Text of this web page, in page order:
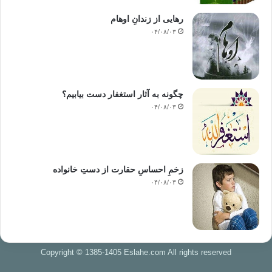
اخلاق پیامبر اخلاق مسلمانان
رهایی از زندانِ اوهام
۰۴/۰۸/۰۳
چگونه به آثار استغفار دست بیابیم؟
۰۴/۰۸/۰۳
زخمِ احساسِ حقارت از دستِ خانواده
۰۴/۰۸/۰۳
Copyright © 1385-1405 Eslahe.com All rights reserved